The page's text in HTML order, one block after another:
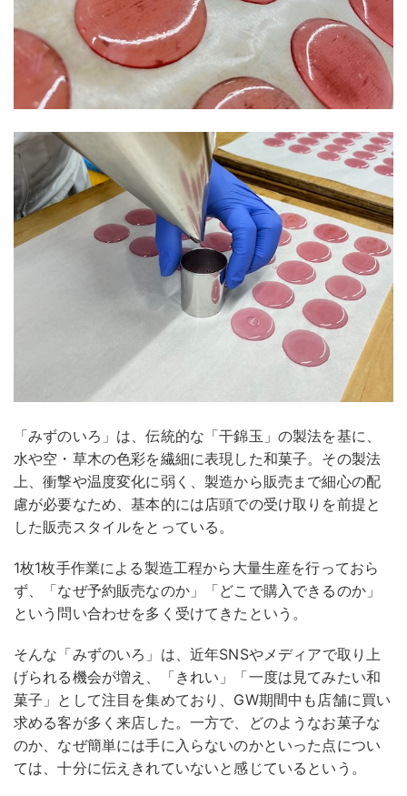
「みずのいろ」は、伝統的な「干錦玉」の製法を基に、
水や空・草木の色彩を繊細に表現した和菓子。その製法
上、衝撃や温度変化に弱く、製造から販売まで細心の配
慮が必要なため、基本的には店頭での受け取りを前提と
した販売スタイルをとっている。
1枚1枚手作業による製造工程から大量生産を行っておら
ず、「なぜ予約販売なのか」「どこで購入できるのか」
という問い合わせを多く受けてきたという。
そんな「みずのいろ」は、近年SNSやメディアで取り上
げられる機会が増え、「きれい」「一度は見てみたい和
菓子」として注目を集めており、GW期間中も店舗に買い
求める客が多く来店した。一方で、どのようなお菓子な
のか、なぜ簡単には手に入らないのかといった点につい
ては、十分に伝えきれていないと感じているという。